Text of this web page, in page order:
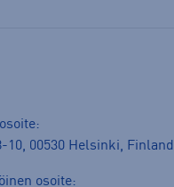
10, 00530 Helsinki, Finland
osoite: